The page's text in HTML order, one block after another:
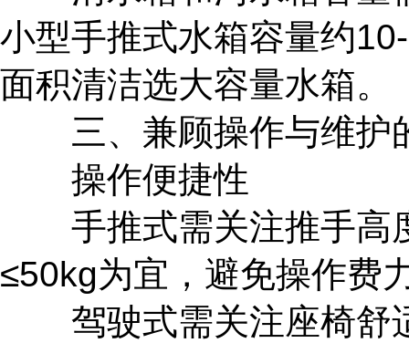
小型手推式水箱容量约
面积清洁选大容量水箱。
三、兼顾操作与维护
操作便捷性
手推式需关注推手高
≤50kg为宜，避免操作费
驾驶式需关注座椅舒